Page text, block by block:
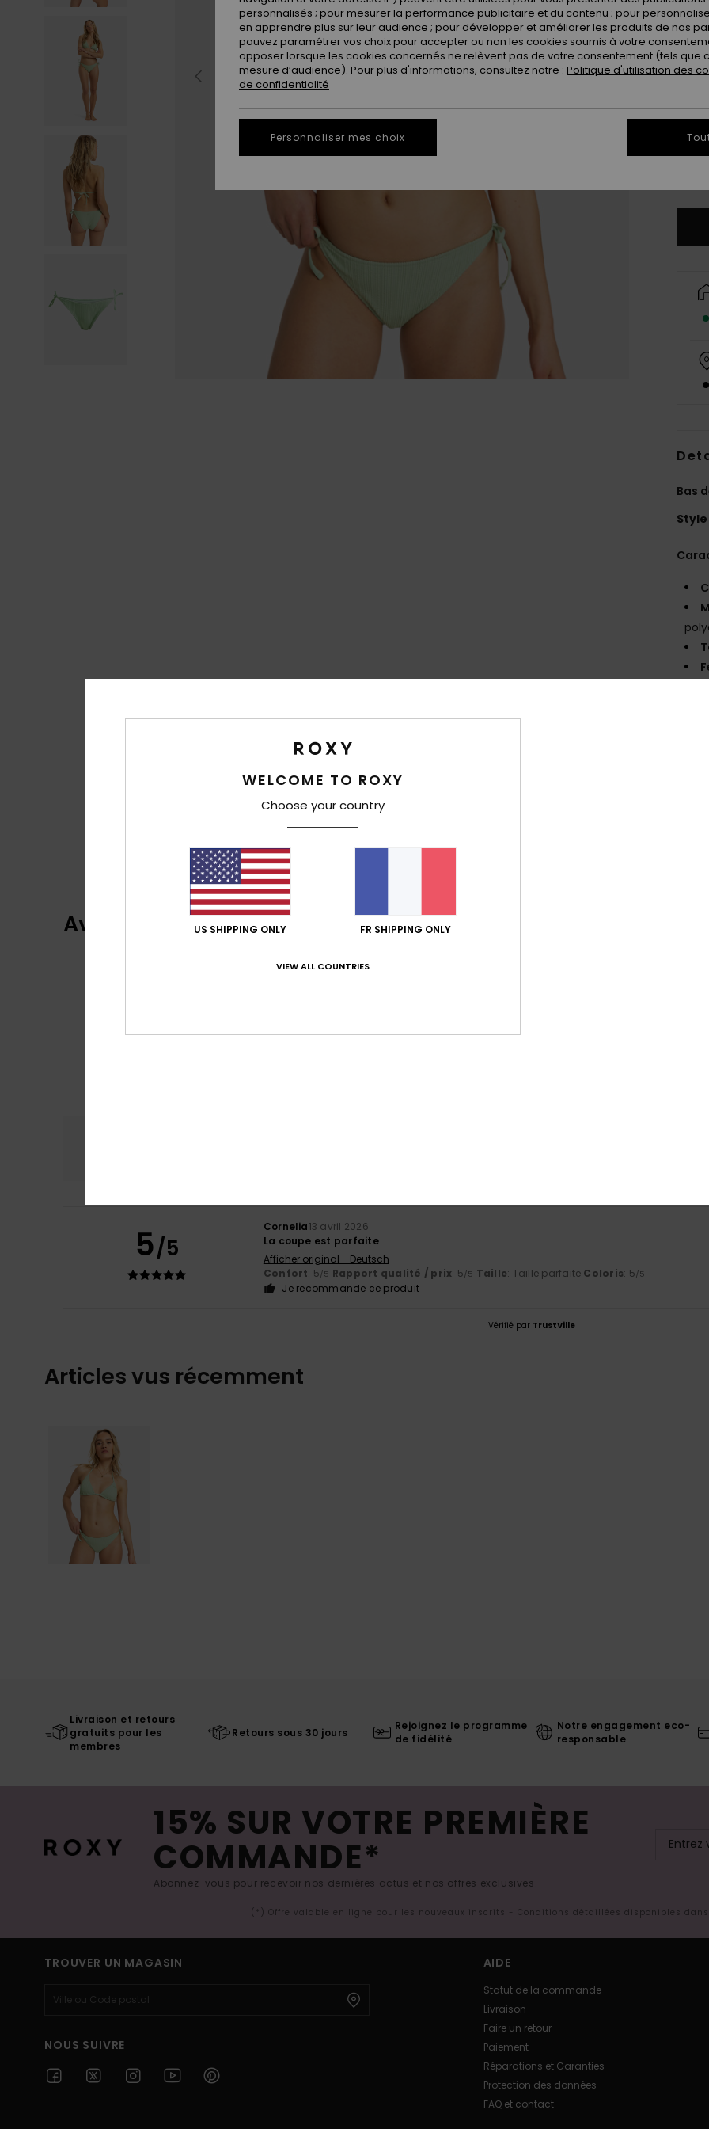
XS
Bas
Style
Avis clients
5.0
5/5
Cornelia13 avril 2026
La coupe est parfaite
Afficher original - Deutsch
Confort: 5/5 Rapport qualité / prix: 5/5 Taille: Taille parfaite Coloris: 5/5
Je recommande ce produit
Vérifié par TrustVille
Articles vus récemment
Livraison et retours
gratuits pour les
membres
Retours sous 30 jours
Rejoignez le programme
de fidélité
Notre engagement eco-
responsable
15% SUR VOTRE PREMIÈRE
COMMANDE*
Abonnez-vous pour recevoir nos dernières actus et nos offres exclusives.
(*) Offre valable en ligne pour les nouveaux inscrits - Conditions détaillées disponibles
TROUVER UN MAGASIN
NOUS SUIVRE
AIDE
Statut de la commande
Livraison
Faire un retour
Paiement
Réparations et Garanties
Protection des données
FAQ et contact
WELCOME TO ROXY
Choose your country
US SHIPPING ONLY FR SHIPPING ONLY
VIEW ALL COUNTRIES
personnalisés ; pour mesurer la performance publicitaire et du contenu ; pour
en apprendre plus sur leur audience ; pour développer et améliorer les produits de nos
pouvez paramétrer vos choix pour accepter ou non les cookies soumis à votre
opposer lorsque les cookies concernés ne relèvent pas de votre consentement (tels que
mesure d’audience). Pour plus d'informations, consultez notre : Politique d'utilisation des
de confidentialité
Personnaliser mes choix